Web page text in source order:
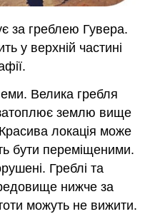
за греблею Гувера.
у верхній частині
Велика гребля
затоплює землю вище
локація може
бути переміщеними.
Греблі та
нижче за
можуть не вижити.